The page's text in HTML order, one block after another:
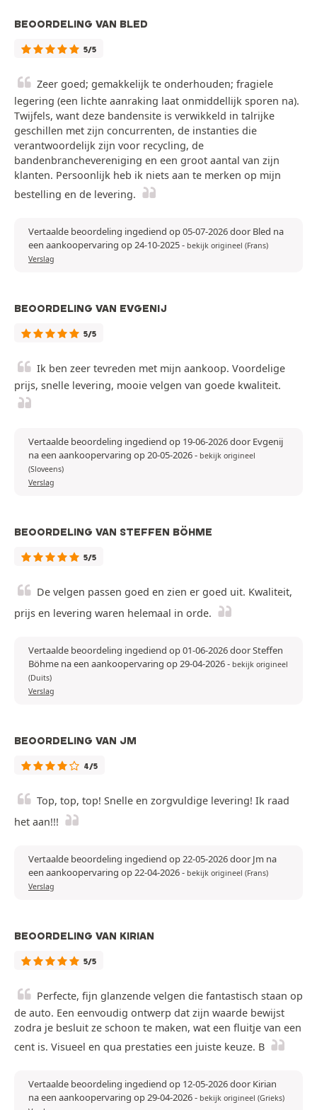
BEOORDELING VAN BLED
5/5
Zeer goed; gemakkelijk te onderhouden; fragiele
legering (een lichte aanraking laat onmiddellijk sporen na).
Twijfels, want deze bandensite is verwikkeld in talrijke
geschillen met zijn concurrenten, de instanties die
verantwoordelijk zijn voor recycling, de
bandenbranchevereniging en een groot aantal van zijn
klanten. Persoonlijk heb ik niets aan te merken op mijn
bestelling en de levering.
Vertaalde beoordeling ingediend op 05-07-2026 door Bled na
een aankoopervaring op 24-10-2025- bekijk origineel (Frans)
Verslag
BEOORDELING VAN EVGENIJ
5/5
Ik ben zeer tevreden met mijn aankoop. Voordelige
prijs, snelle levering, mooie velgen van goede kwaliteit.
Vertaalde beoordeling ingediend op 19-06-2026 door Evgenij
na een aankoopervaring op 20-05-2026- bekijk origineel
(Sloveens)
Verslag
BEOORDELING VAN STEFFEN BÖHME
5/5
De velgen passen goed en zien er goed uit. Kwaliteit,
prijs en levering waren helemaal in orde.
Vertaalde beoordeling ingediend op 01-06-2026 door Steffen
Böhme na een aankoopervaring op 29-04-2026- bekijk origineel
(Duits)
Verslag
BEOORDELING VAN JM
4/5
Top, top, top! Snelle en zorgvuldige levering! Ik raad
het aan!!!
Vertaalde beoordeling ingediend op 22-05-2026 door Jm na
een aankoopervaring op 22-04-2026- bekijk origineel (Frans)
Verslag
BEOORDELING VAN KIRIAN
5/5
Perfecte, fijn glanzende velgen die fantastisch staan op
de auto. Een eenvoudig ontwerp dat zijn waarde bewijst
zodra je besluit ze schoon te maken, wat een fluitje van een
cent is. Visueel en qua prestaties een juiste keuze. B
Vertaalde beoordeling ingediend op 12-05-2026 door Kirian
na een aankoopervaring op 29-04-2026- bekijk origineel (Grieks)